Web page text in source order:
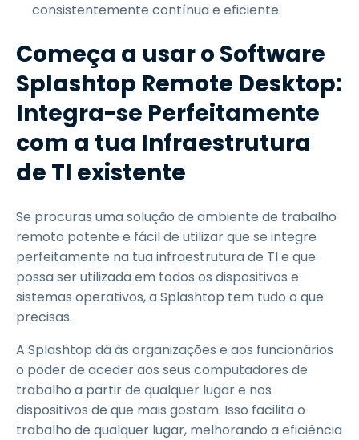
consistentemente contínua e eficiente.
Começa a usar o Software
Splashtop Remote Desktop:
Integra-se Perfeitamente
com a tua Infraestrutura
de TI existente
Se procuras uma solução de ambiente de trabalho
remoto potente e fácil de utilizar que se integre
perfeitamente na tua infraestrutura de TI e que
possa ser utilizada em todos os dispositivos e
sistemas operativos, a Splashtop tem tudo o que
precisas.
A Splashtop dá às organizações e aos funcionários
o poder de aceder aos seus computadores de
trabalho a partir de qualquer lugar e nos
dispositivos de que mais gostam. Isso facilita o
trabalho de qualquer lugar, melhorando a eficiência